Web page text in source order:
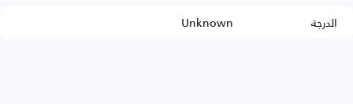
الدرجة
Unknown